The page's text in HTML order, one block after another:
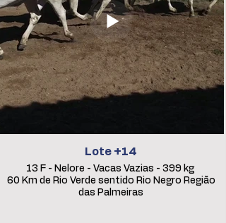
Lote +14
13 F - Nelore - Vacas Vazias - 399 kg
60 Km de Rio Verde sentido Rio Negro Região
das Palmeiras